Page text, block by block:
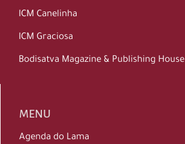
ICM Canelinha
ICM Graciosa
Bodisatva Magazine & Publishing House
MENU
Agenda do Lama